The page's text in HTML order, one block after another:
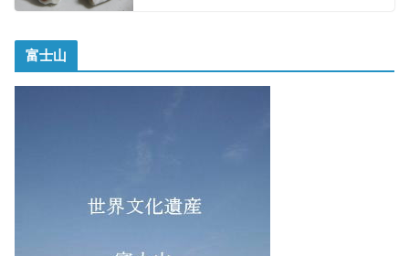
富士山